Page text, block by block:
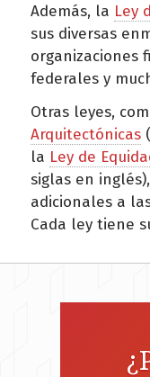
Además, la Ley
sus diversas
organizaciones
federales y
Otras leyes,
Arquitectónicas
la Ley de
siglas en
adicionales a
Cada ley tiene